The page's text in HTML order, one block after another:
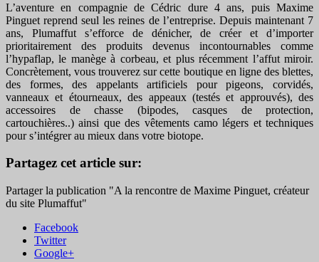
L’aventure en compagnie de Cédric dure 4 ans, puis Maxime
Pinguet reprend seul les reines de l’entreprise. Depuis maintenant 7
ans, Plumaffut s’efforce de dénicher, de créer et d’importer
prioritairement des produits devenus incontournables comme
l’hypaflap, le manège à corbeau, et plus récemment l’affut miroir.
Concrètement, vous trouverez sur cette boutique en ligne des blettes,
des formes, des appelants artificiels pour pigeons, corvidés,
vanneaux et étourneaux, des appeaux (testés et approuvés), des
accessoires de chasse (bipodes, casques de protection,
cartouchières..) ainsi que des vêtements camo légers et techniques
pour s’intégrer au mieux dans votre biotope.
Partagez cet article sur:
Partager la publication "A la rencontre de Maxime Pinguet, créateur
du site Plumaffut"
Facebook
Twitter
Google+